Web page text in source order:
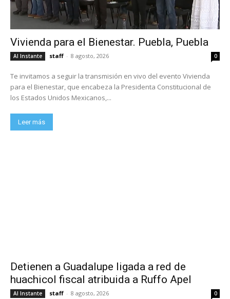
Vivienda para el Bienestar. Puebla, Puebla
Al Instante staff - 8 agosto, 2026 0
Te invitamos a seguir la transmisión en vivo del evento Vivienda
para el Bienestar, que encabeza la Presidenta Constitucional de
los Estados Unidos Mexicanos,...
Leer más
Detienen a Guadalupe ligada a red de
huachicol fiscal atribuida a Ruffo Apel
Al Instante staff - 8 agosto, 2026 0